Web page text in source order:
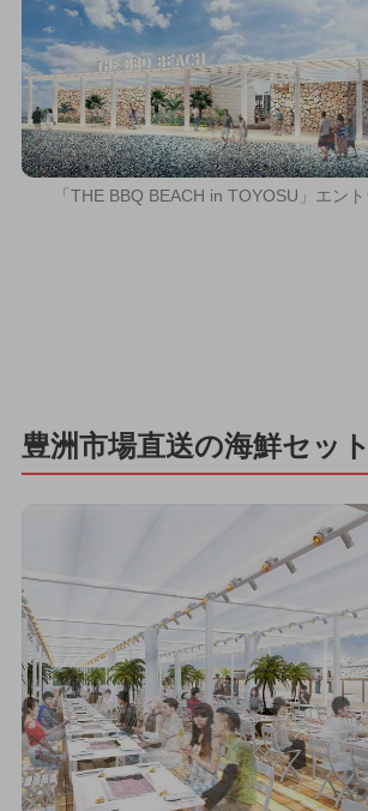
「THE BBQ BEACH in TOYOSU」エン
豊洲市場直送の海鮮セッ